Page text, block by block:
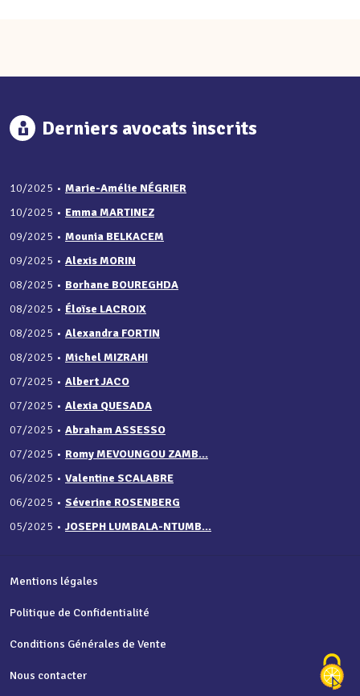
Derniers avocats inscrits
10/2025 • Marie-Amélie NÉGRIER
10/2025 • Emma MARTINEZ
09/2025 • Mounia BELKACEM
09/2025 • Alexis MORIN
08/2025 • Borhane BOUREGHDA
08/2025 • Éloïse LACROIX
08/2025 • Alexandra FORTIN
08/2025 • Michel MIZRAHI
07/2025 • Albert JACO
07/2025 • Alexia QUESADA
07/2025 • Abraham ASSESSO
07/2025 • Romy MEVOUNGOU ZAMB...
06/2025 • Valentine SCALABRE
06/2025 • Séverine ROSENBERG
05/2025 • JOSEPH LUMBALA-NTUMB...
Mentions légales
Politique de Confidentialité
Conditions Générales de Vente
Nous contacter